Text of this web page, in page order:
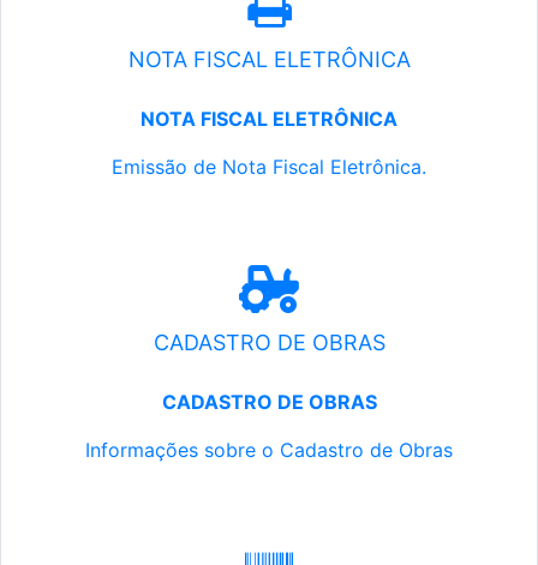
NOTA FISCAL ELETRÔNICA
NOTA FISCAL ELETRÔNICA
Emissão de Nota Fiscal Eletrônica.
CADASTRO DE OBRAS
CADASTRO DE OBRAS
Informações sobre o Cadastro de Obras